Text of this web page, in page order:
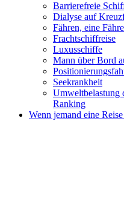
Barrierefreie
Dialyse auf
Fähren, eine
Frachtschiffreise
Luxusschiffe
Mann über Bord
Seekrankheit
Ranking
Wenn jemand eine